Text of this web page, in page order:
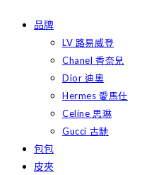
品牌
LV 路易威登
Chanel 香奈兒
Dior 迪奧
Hermes 愛馬仕
Celine 思琳
Gucci 古馳
包包
皮夾